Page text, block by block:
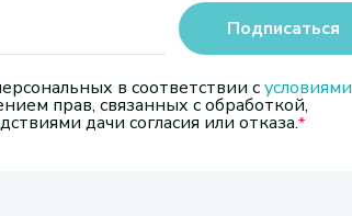
в соответствии сусловиями
прав, связанных с обработкой,
дачи согласия или отказа.
Подписаться